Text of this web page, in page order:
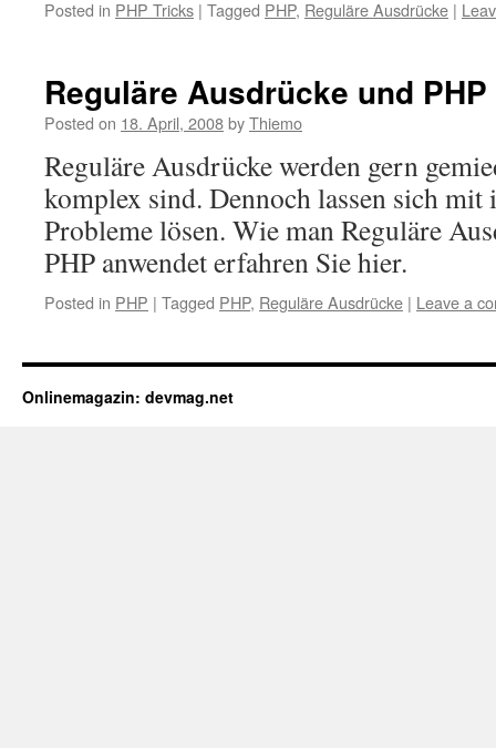
Posted in PHP Tricks | Tagged PHP, Reguläre Ausdrücke |
Reguläre Ausdrücke und PHP
Posted on 18. April, 2008byThiemo
Reguläre Ausdrücke werden gern
komplex sind. Dennoch lassen sich
Probleme lösen. Wie man Reguläre
PHP anwendet erfahren Sie hier.
Posted in PHP | Tagged PHP, Reguläre Ausdrücke | Leave a
Onlinemagazin: devmag.net